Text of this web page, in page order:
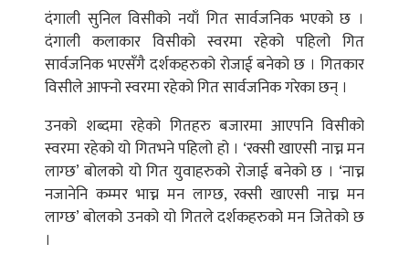
दंगाली सुनिल विसीको नयाँ गित सार्वजनिक भएको छ ।
दंगाली कलाकार विसीको स्वरमा रहेको पहिलो गित
सार्वजनिक भएसँगै दर्शकहरुको रोजाई बनेको छ । गितकार
विसीले आफ्नो स्वरमा रहेको गित सार्वजनिक गरेका छन् ।
उनको शब्दमा रहेको गितहरु बजारमा आएपनि विसीको
स्वरमा रहेको यो गितभने पहिलो हो । ‘रक्सी खाएसी नाच्न मन
लाग्छ’ बोलको यो गित युवाहरुको रोजाई बनेको छ । ‘नाच्न
नजानेनि कम्मर भाच्न मन लाग्छ, रक्सी खाएसी नाच्न मन
लाग्छ’ बोलको उनको यो गितले दर्शकहरुको मन जितेको छ
।